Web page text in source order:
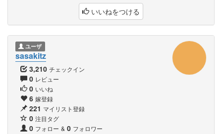
いいねをつける
ユーザ
sasakitz
3,210 チェックイン
0 レビュー
0 いいね
6 嫁登録
221 マイリスト登録
0 注目タグ
0 フォロー & 0 フォロワー